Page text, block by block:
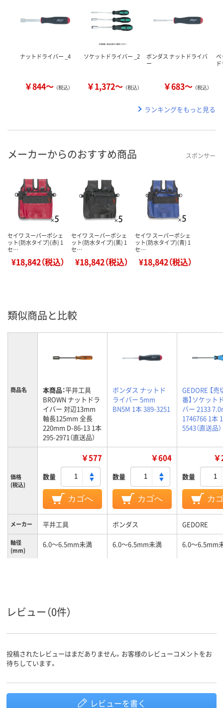
ナットドライバー _4
￥844～ （税込）
ソケットドライバー _2
￥1,372～ （税込）
ボンダス ナットドライバ
ー
￥683～ （税込）
ベ
ランキングをもっと見る
メーカーからのおすすめ商品 スポンサー
セイワ スーパーポシェ
ット(防水タイプ)(赤) 1
セ…
¥18,842（税込）
セイワ スーパーポシェ
ット(防水タイプ)(黒) 1
セ…
¥18,842（税込）
セイワ スーパーポシェ
ット(防水タイプ)(青) 1
セ…
¥18,842（税込）
類似商品と比較
商品名 本商品：平井工具
BROWN ナットドラ
イバー 対辺13mm
軸長125mm 全長
220mm D-86-13 1本
295-2971（直送品）
ボンダス ナットド
ライバー 5mm
BN5M 1本 389-3251
GEDORE 【売
番】ソケット
バー 2133
1746766 1本
5543（直送品）
価格
(税込)
￥577
数量
カゴへ
￥604
数量
カゴへ
数量
カ
メーカー 平井工具 ボンダス GEDORE
軸径
(mm)
6.0～6.5mm未満 6.0～6.5mm未満 6.0～6.5mm
レビュー（0件）
投稿されたレビューはまだありません。お客様のレビューコメントをお
待ちしています。
レビューを書く